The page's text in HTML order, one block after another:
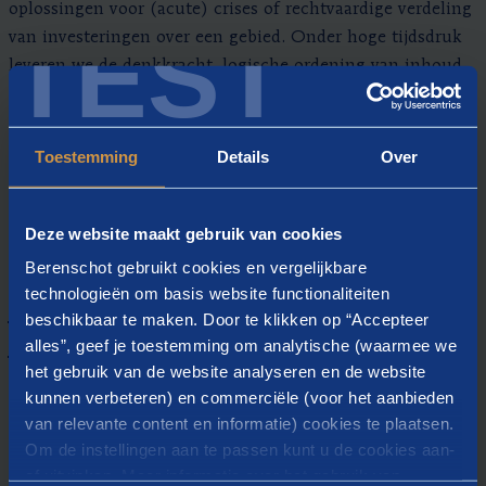
TEST
Toestemming Details Over
Deze website maakt gebruik van cookies
Berenschot gebruikt cookies en vergelijkbare
technologieën om basis website functionaliteiten
beschikbaar te maken. Door te klikken op “Accepteer
alles”, geef je toestemming om analytische (waarmee we
het gebruik van de website analyseren en de website
kunnen verbeteren) en commerciële (voor het aanbieden
van relevante content en informatie) cookies te plaatsen.
Om de instellingen aan te passen kunt u de cookies aan-
oplossingen voor (acute) crises of rechtvaardige verdeling
van investeringen over een gebied. Onder hoge tijdsdruk
leveren we de denkkracht, logische ordening van inhoud,
uitvoeringscapaciteit en bestuurlijke behendigheid om tot
gedragen afspraken te komen. We begeleiden
gezamenlijke analytische verkenningen voor een
papier tillen.
Inrichten van het stelsel van het
openbaar bestuur
Het stelsel van het openbaar bestuur vraagt regelmatig
om (beleidsmatige) aanpassingen. Net als het praktische
samenspel tussen verschillende overheidslagen dat daarin